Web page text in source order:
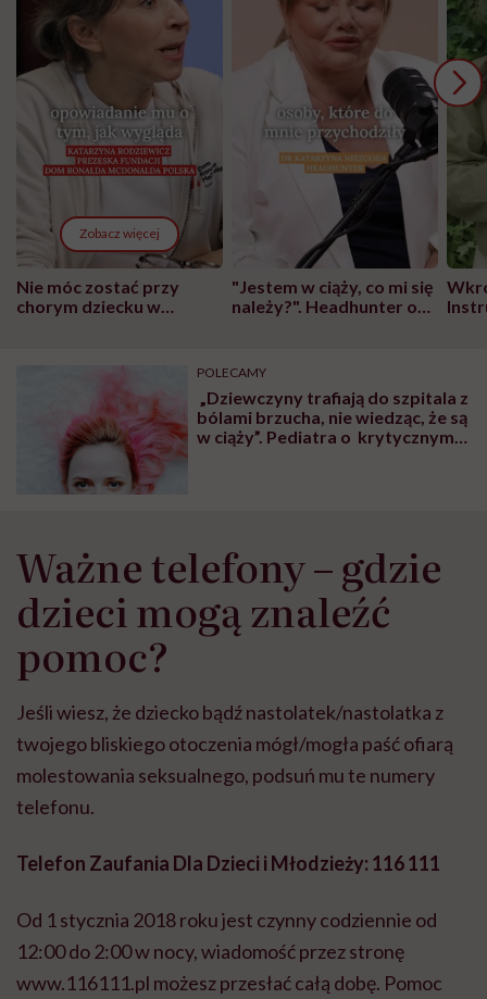
Zobacz więcej
Nie móc zostać przy
chorym dziecku w
może chyba tylko
wyobraźni"
"Jestem w ciąży, co mi się
należy?". Headhunter o
pracy
POLECAMY
„Dziewczyny trafiają do szpitala z
bólami brzucha, nie wiedząc, że są
w ciąży”. Pediatra o krytycznym
Ważne telefony – gdzie
dzieci mogą znaleźć
pomoc?
Jeśli wiesz, że dziecko bądź nastolatek/nastolatka z
twojego bliskiego otoczenia mógł/mogła paść ofiarą
molestowania seksualnego, podsuń mu te numery
telefonu.
Telefon Zaufania Dla Dzieci i Młodzieży: 116 111
Od 1 stycznia 2018 roku jest czynny codziennie od
12:00 do 2:00 w nocy, wiadomość przez stronę
www.116111.pl możesz przesłać całą dobę. Pomoc